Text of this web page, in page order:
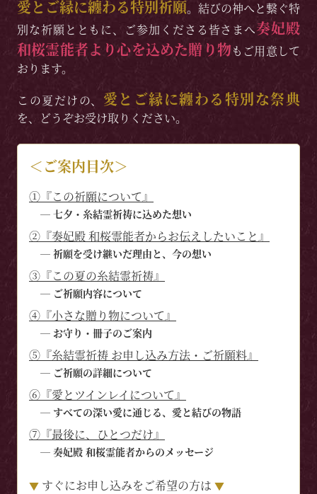
愛とご縁に纏わる特別祈願。結びの神へと繋ぐ特
別な祈願とともに、ご参加くださる皆さまへ奏妃殿
和桜霊能者より心を込めた贈り物もご用意して
おります。
この夏だけの、 愛とご縁に纏わる特別な祭典
を、どうぞお受け取りください。
＜ご案内目次＞
①『この祈願について』
─ 七夕・糸結霊祈祷に込めた想い
②『奏妃殿 和桜霊能者からお伝えしたいこと』
─ 祈願を受け継いだ理由と、今の想い
③『この夏の糸結霊祈祷』
─ ご祈願内容について
④『小さな贈り物について』
─ お守り・冊子のご案内
⑤『糸結霊祈祷 お申し込み方法・ご祈願料』
─ ご祈願の詳細について
⑥『愛とツインレイについて』
─ すべての深い愛に通じる、愛と結びの物語
⑦『最後に、ひとつだけ』
─ 奏妃殿 和桜霊能者からのメッセージ
▼ すぐにお申し込みをご希望の方は ▼